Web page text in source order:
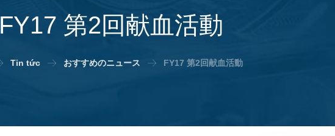
FY17 第2回献血活動
Tin tức おすすめのニュース FY17 第2回献血活動